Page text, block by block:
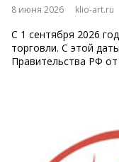
8 июня 2026 klio-art.ru
С 1 сентября 2026
торговли. С этой
Правительства РФ